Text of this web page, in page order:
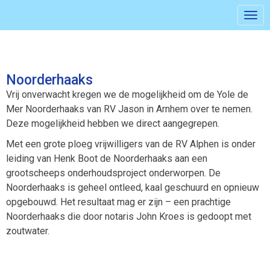
Noorderhaaks
Vrij onverwacht kregen we de mogelijkheid om de Yole de
Mer Noorderhaaks van RV Jason in Arnhem over te nemen.
Deze mogelijkheid hebben we direct aangegrepen.
Met een grote ploeg vrijwilligers van de RV Alphen is onder
leiding van Henk Boot de Noorderhaaks aan een
grootscheeps onderhoudsproject onderworpen. De
Noorderhaaks is geheel ontleed, kaal geschuurd en opnieuw
opgebouwd. Het resultaat mag er zijn – een prachtige
Noorderhaaks die door notaris John Kroes is gedoopt met
zoutwater.